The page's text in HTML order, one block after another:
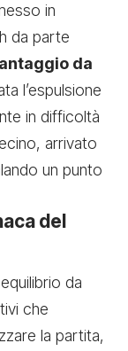
in
da parte
da
l’espulsione
in difficoltà
arrivato
un punto
del
da
che
la partita,